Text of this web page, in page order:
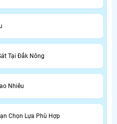
Tại Đắk Nông
Nhiêu
Chọn Lựa Phù Hợp